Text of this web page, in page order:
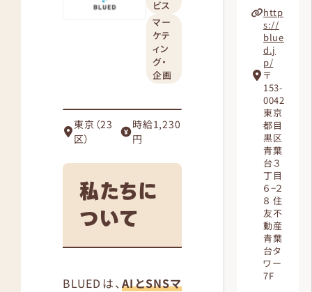
ビス
マー
ケテ
ィン
グ・
企画
東京（23
区）
時給1,230
円
私たちに
ついて
BLUEDは、AIとSNSマ
http
s://
blue
d.j
p/
〒
153-
0042
東京
都目
黒区
青葉
台３
丁目
６−２
８ 住
友不
動産
青葉
台タ
ワー
7F